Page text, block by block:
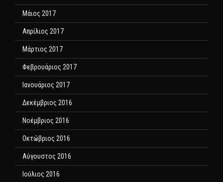
Μάιος 2017
Απρίλιος 2017
Μάρτιος 2017
Φεβρουάριος 2017
Ιανουάριος 2017
Δεκέμβριος 2016
Νοέμβριος 2016
Οκτώβριος 2016
Αύγουστος 2016
Ιούλιος 2016